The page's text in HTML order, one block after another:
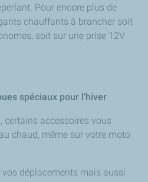
Pour encore plus de
chauffants à brancher soit
soit sur une prise 12V
spéciaux pour l’hiver
certains accessoires vous
chaud, même sur votre moto
vos déplacements mais aussi